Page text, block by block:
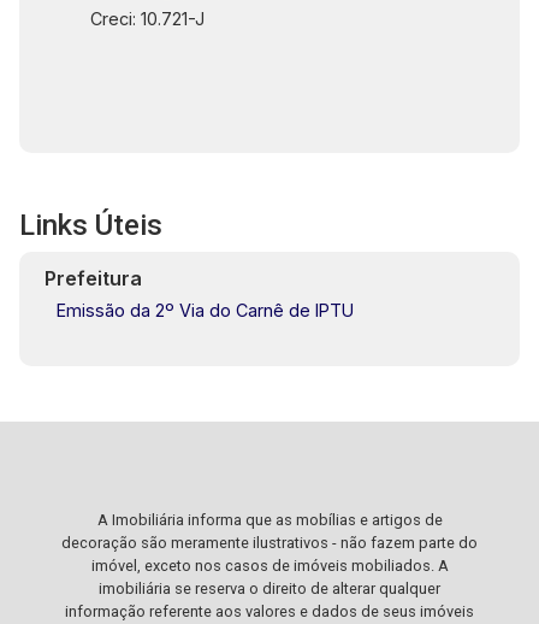
Creci: 10.721-J
Links Úteis
Prefeitura
Emissão da 2º Via do Carnê de IPTU
A Imobiliária informa que as mobílias e artigos de
decoração são meramente ilustrativos - não fazem parte do
imóvel, exceto nos casos de imóveis mobiliados. A
imobiliária se reserva o direito de alterar qualquer
informação referente aos valores e dados de seus imóveis